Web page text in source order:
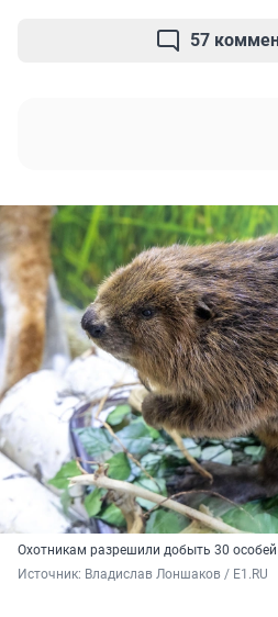
57
Охотникам разрешили добыть 30 особей
Источник: Владислав Лоншаков / E1.RU